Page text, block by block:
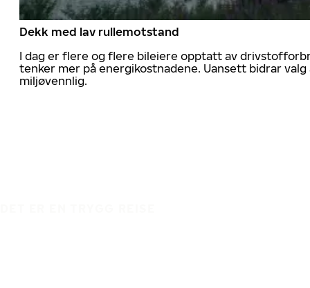
Dekk med lav rullemotstand
I dag er flere og flere bileiere opptatt av
tenker mer på energikostnadene. Uansett bidrar
miljøvennlig.